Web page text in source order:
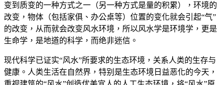
变到质变的一种方式之一（另一种方式是量的积累），环境的
改变，物体（包括家俱、办公桌等）位置的变化就会引起“气”
的改变，从而就会改变风水环境，所以风水学是环境学，更是
生命学，是地道的科学，而绝非迷信。
现代科学已证实“风水”所要求的生态环境，关系人类的生存与
健康。人类生活在自然界，特别是生态环境日益恶化的今天，